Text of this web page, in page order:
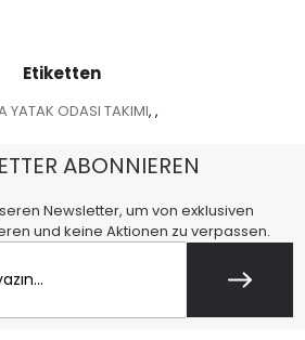
Etiketten
YATAK ODASI TAKIMI, ,
ABONNIEREN
Newsletter, um von exklusiven
und keine Aktionen zu verpassen.